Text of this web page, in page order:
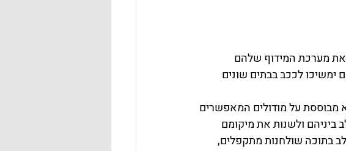
& Kajsa Strinning את מערכת המידוף שלהם
המדפים שלהם ימשיכו לככב בבתים שונים
מבוססת על מודולים המאפשרים
ביניהם ולשנות את מיקומם
בתוכה שולחנות מתקפלים,